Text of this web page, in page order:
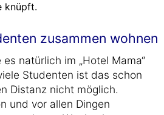
knüpft.
zusammen wohnen
natürlich im „Hotel Mama“
Studenten ist das schon
Distanz nicht möglich.
und vor allen Dingen